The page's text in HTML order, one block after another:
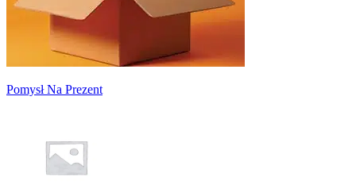
Pomysł Na Prezent